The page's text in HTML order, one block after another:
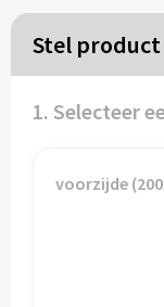
Koeltassen
Stel product
1. Selecteer
voorzijde